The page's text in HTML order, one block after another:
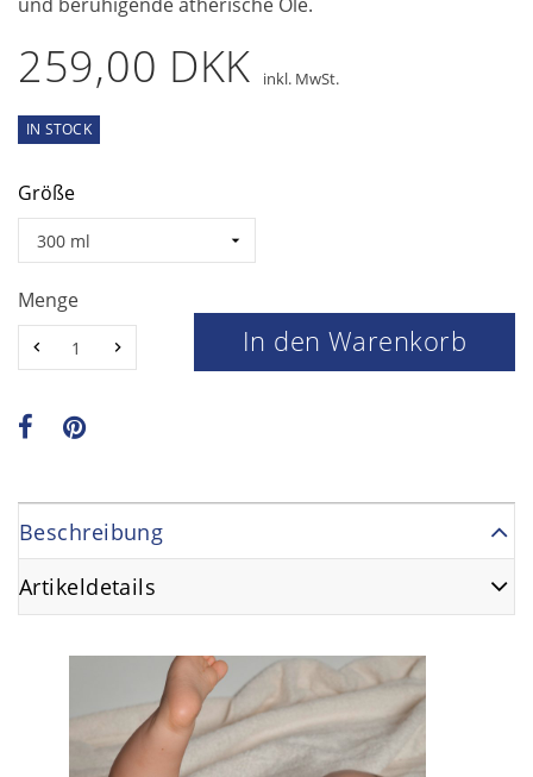
259,00 DKK inkl. MwSt.
IN STOCK
Größe
Menge
In den Warenkorb
Beschreibung
Artikeldetails